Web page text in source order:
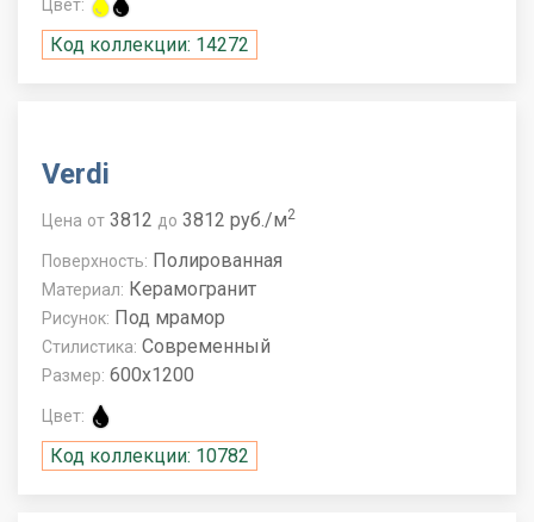
Цвет:
Код коллекции: 14272
Verdi
Цена от 3812 до 3812 руб./м2
Поверхность: Полированная
Материал: Керамогранит
Рисунок: Под мрамор
Стилистика: Современный
Размер: 600x1200
Цвет:
Код коллекции: 10782